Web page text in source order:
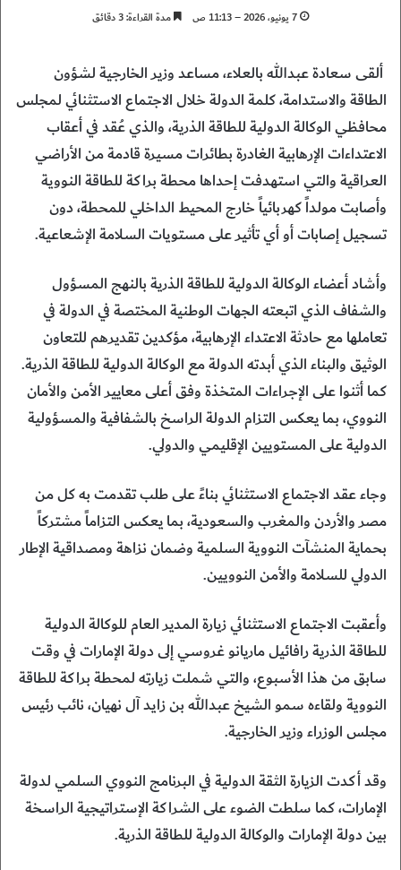
7 يونيو، 2026 – 11:13 ص مدة القراءة: 3 دقائق
ألقى سعادة عبدالله بالعلاء، مساعد وزير الخارجية لشؤون
الطاقة والاستدامة، كلمة الدولة خلال الاجتماع الاستثنائي لمجلس
محافظي الوكالة الدولية للطاقة الذرية، والذي عُقد في أعقاب
الاعتداءات الإرهابية الغادرة بطائرات مسيرة قادمة من الأراضي
العراقية والتي استهدفت إحداها محطة براكة للطاقة النووية
وأصابت مولداً كهربائياً خارج المحيط الداخلي للمحطة، دون
تسجيل إصابات أو أي تأثير على مستويات السلامة الإشعاعية.
وأشاد أعضاء الوكالة الدولية للطاقة الذرية بالنهج المسؤول
والشفاف الذي اتبعته الجهات الوطنية المختصة في الدولة في
تعاملها مع حادثة الاعتداء الإرهابية، مؤكدين تقديرهم للتعاون
الوثيق والبناء الذي أبدته الدولة مع الوكالة الدولية للطاقة الذرية.
كما أثنوا على الإجراءات المتخذة وفق أعلى معايير الأمن والأمان
النووي، بما يعكس التزام الدولة الراسخ بالشفافية والمسؤولية
الدولية على المستويين الإقليمي والدولي.
وجاء عقد الاجتماع الاستثنائي بناءً على طلب تقدمت به كل من
مصر والأردن والمغرب والسعودية، بما يعكس التزاماً مشتركاً
بحماية المنشآت النووية السلمية وضمان نزاهة ومصداقية الإطار
الدولي للسلامة والأمن النوويين.
وأعقبت الاجتماع الاستثنائي زيارة المدير العام للوكالة الدولية
للطاقة الذرية رافائيل ماريانو غروسي إلى دولة الإمارات في وقت
سابق من هذا الأسبوع، والتي شملت زيارته لمحطة براكة للطاقة
النووية ولقاءه سمو الشيخ عبدالله بن زايد آل نهيان، نائب رئيس
مجلس الوزراء وزير الخارجية.
وقد أكدت الزيارة الثقة الدولية في البرنامج النووي السلمي لدولة
الإمارات، كما سلطت الضوء على الشراكة الإستراتيجية الراسخة
بين دولة الإمارات والوكالة الدولية للطاقة الذرية.